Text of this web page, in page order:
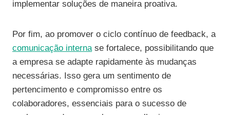
implementar soluções de maneira proativa.
Por fim, ao promover o ciclo contínuo de feedback, a
comunicação internase fortalece, possibilitando que
a empresa se adapte rapidamente às mudanças
necessárias. Isso gera um sentimento de
pertencimento e compromisso entre os
colaboradores, essenciais para o sucesso de